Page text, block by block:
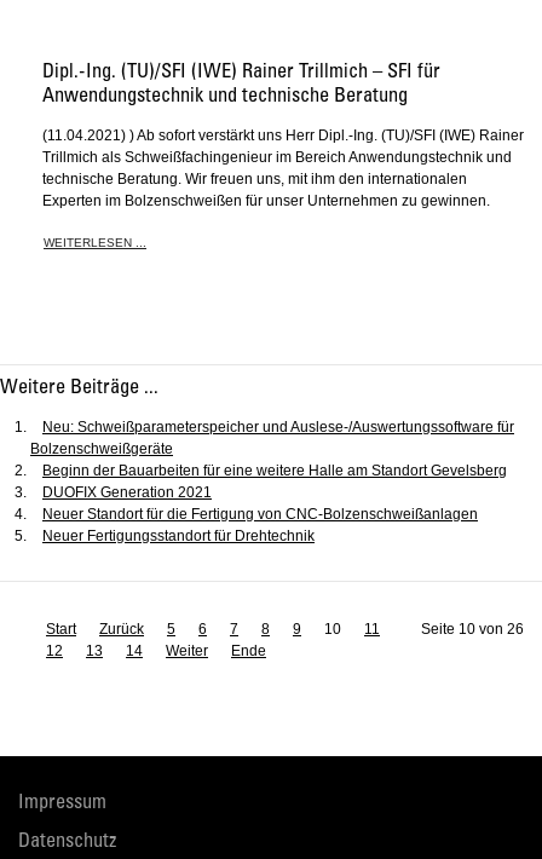
Dipl.-Ing. (TU)/SFI (IWE) Rainer Trillmich – SFI für
Anwendungstechnik und technische Beratung
(11.04.2021) ) Ab sofort verstärkt uns Herr Dipl.-Ing. (TU)/SFI (IWE) Rainer
Trillmich als Schweißfachingenieur im Bereich Anwendungstechnik und
technische Beratung. Wir freuen uns, mit ihm den internationalen
Experten im Bolzenschweißen für unser Unternehmen zu gewinnen.
WEITERLESEN ...
Weitere Beiträge ...
Neu: Schweißparameterspeicher und Auslese-/Auswertungssoftware für
Bolzenschweißgeräte
Beginn der Bauarbeiten für eine weitere Halle am Standort Gevelsberg
DUOFIX Generation 2021
Neuer Standort für die Fertigung von CNC-Bolzenschweißanlagen
Neuer Fertigungsstandort für Drehtechnik
Seite 10 von 26
Start Zurück 5 6 7 8 9 10
11
12
13 14 Weiter Ende
Impressum
Datenschutz